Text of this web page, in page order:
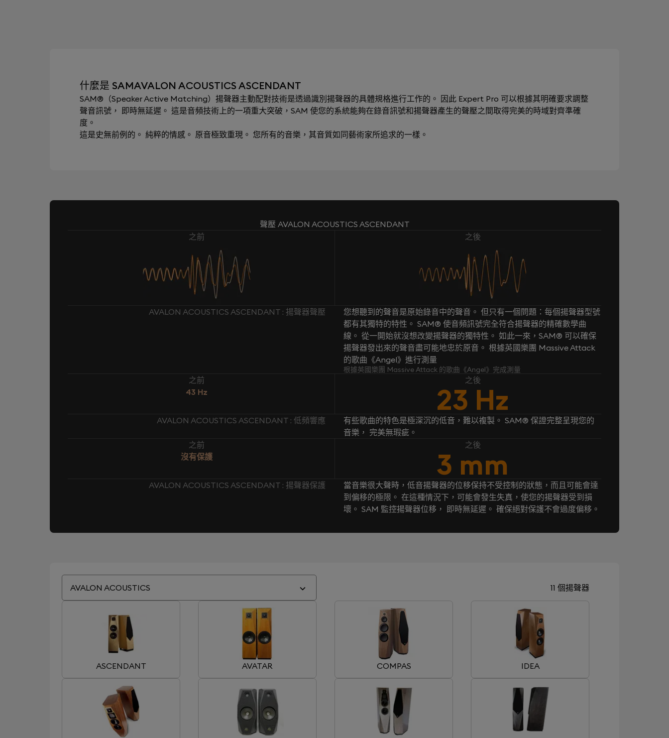
什麼是 SAMAVALON ACOUSTICS ASCENDANT
SAM®（Speaker Active Matching）揚聲器主動配對技術是透過識別揚聲器的具體規格進行工作的。 因此 Expert Pro 可以根據其明確要求調整
聲音訊號， 即時無延遲。 這是音頻技術上的一項重大突破，SAM 使您的系統能夠在錄音訊號和揚聲器產生的聲壓之間取得完美的時域對齊準確
度。
這是史無前例的。 純粹的情感。 原音極致重現。 您所有的音樂，其音質如同藝術家所追求的一樣。
聲壓 AVALON ACOUSTICS ASCENDANT
之前
之後
AVALON ACOUSTICS ASCENDANT : 揚聲器聲壓
您想聽到的聲音是原始錄音中的聲音。 但只有一個問題：每個揚聲器型號
都有其獨特的特性。 SAM® 使音頻訊號完全符合揚聲器的精確數學曲
線。 從一開始就沒想改變揚聲器的獨特性。 如此一來，SAM® 可以確保
揚聲器發出來的聲音盡可能地忠於原音。 根據英國樂團 Massive Attack
的歌曲《Angel》進行測量
根據英國樂團 Massive Attack 的歌曲《Angel》完成測量
之前
43 Hz
之後
23 Hz
AVALON ACOUSTICS ASCENDANT : 低頻響應
有些歌曲的特色是極深沉的低音，難以複製。 SAM® 保證完整呈現您的
音樂， 完美無瑕疵。
之前
沒有保護
之後
3 mm
AVALON ACOUSTICS ASCENDANT : 揚聲器保護
當音樂很大聲時，低音揚聲器的位移保持不受控制的狀態，而且可能會達
到偏移的極限。 在這種情況下，可能會發生失真，使您的揚聲器受到損
壞。 SAM 監控揚聲器位移， 即時無延遲。 確保絕對保護不會過度偏移。
AVALON ACOUSTICS 11 個揚聲器
ASCENDANT AVATAR COMPAS IDEA